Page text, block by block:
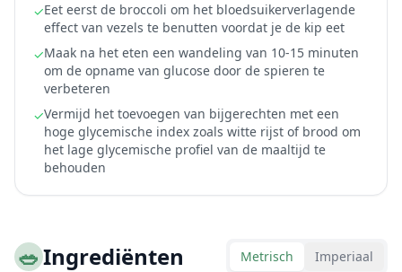
✓Eet eerst de broccoli om het bloedsuikerverlagende
effect van vezels te benutten voordat je de kip eet
✓Maak na het eten een wandeling van 10-15 minuten
om de opname van glucose door de spieren te
verbeteren
✓Vermijd het toevoegen van bijgerechten met een
hoge glycemische index zoals witte rijst of brood om
het lage glycemische profiel van de maaltijd te
behouden
🥗Ingrediënten Metrisch Imperiaal